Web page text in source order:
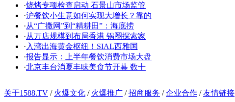
·烧烤专项检查启动 石景山市场监管
·沪餐饮小生意如何实现大增长？靠的
·从“广撒网”到“精耕田”：海底捞
·从万店规模到布局香港 锅圈探索家
·入湾出海黄金枢纽！SIAL西雅国
·报告显示：上半年餐饮消费市场大盘
·北京丰台消夏丰味美食节开幕 数十
关于1588.TV / 火爆文化 / 火爆推广 /招商服务 /企业合作 /友情链接